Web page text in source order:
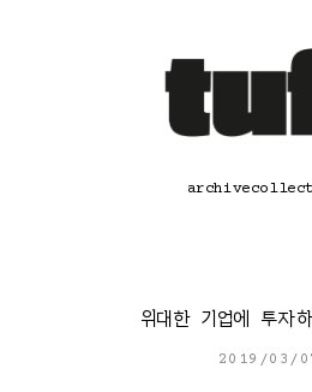
archivecollect
위대한 기업에 투
2019/03/